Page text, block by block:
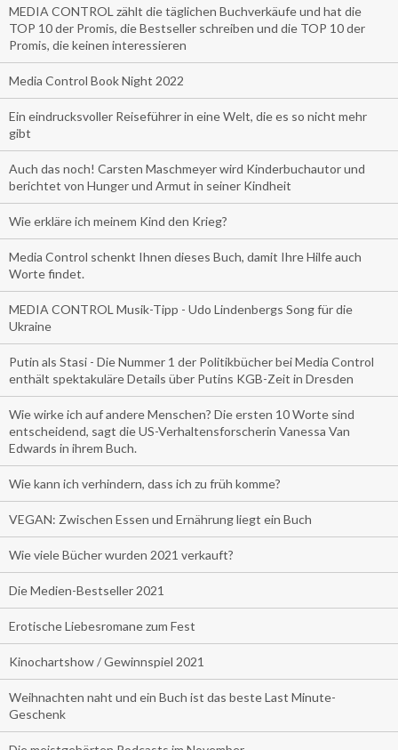
MEDIA CONTROL zählt die täglichen Buchverkäufe und hat die
TOP 10 der Promis, die Bestseller schreiben und die TOP 10 der
Promis, die keinen interessieren
Media Control Book Night 2022
Ein eindrucksvoller Reiseführer in eine Welt, die es so nicht mehr
gibt
Auch das noch! Carsten Maschmeyer wird Kinderbuchautor und
berichtet von Hunger und Armut in seiner Kindheit
Wie erkläre ich meinem Kind den Krieg?
Media Control schenkt Ihnen dieses Buch, damit Ihre Hilfe auch
Worte findet.
MEDIA CONTROL Musik-Tipp - Udo Lindenbergs Song für die
Ukraine
Putin als Stasi - Die Nummer 1 der Politikbücher bei Media Control
enthält spektakuläre Details über Putins KGB-Zeit in Dresden
Wie wirke ich auf andere Menschen? Die ersten 10 Worte sind
entscheidend, sagt die US-Verhaltensforscherin Vanessa Van
Edwards in ihrem Buch.
Wie kann ich verhindern, dass ich zu früh komme?
VEGAN: Zwischen Essen und Ernährung liegt ein Buch
Wie viele Bücher wurden 2021 verkauft?
Die Medien-Bestseller 2021
Erotische Liebesromane zum Fest
Kinochartshow / Gewinnspiel 2021
Weihnachten naht und ein Buch ist das beste Last Minute-
Geschenk